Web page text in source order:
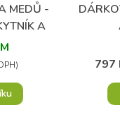
MEDŮ -
A
797